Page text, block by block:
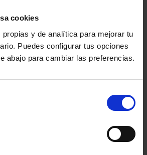
cookies
y de analítica para mejorar tu
Puedes configurar tus opciones
abajo para cambiar las preferencias.
ESTAR AL DÍA